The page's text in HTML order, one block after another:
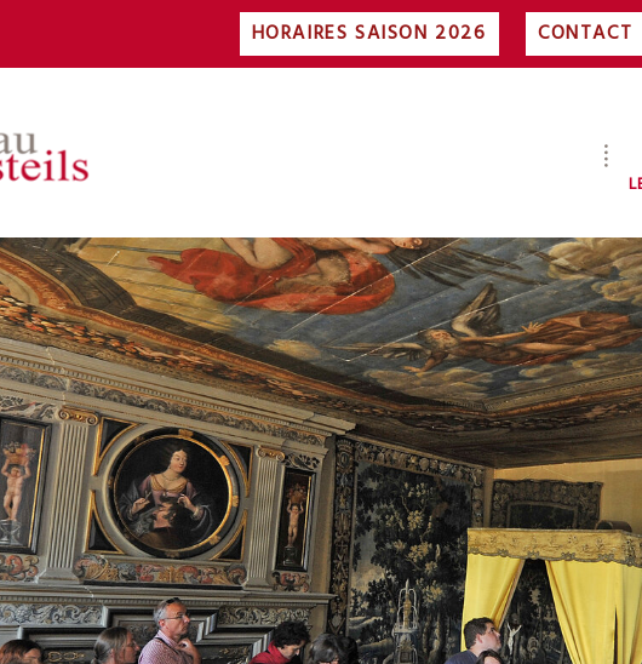
HORAIRES SAISON 2026 CONTACT